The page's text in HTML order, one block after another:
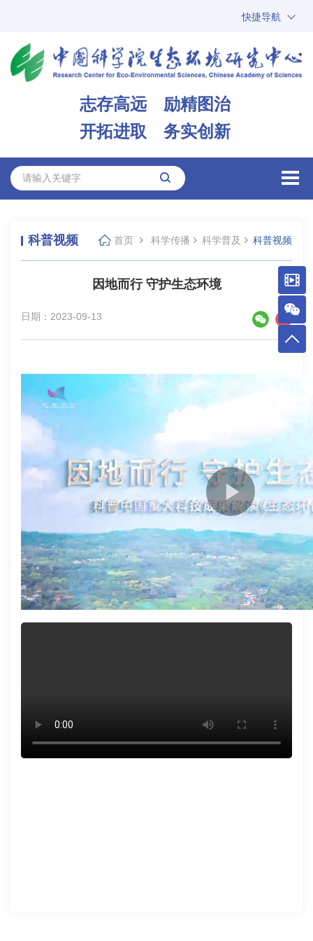
快捷导航
ARP
邮箱
志存高远 励精图治
开拓进取 务实创新
科普视频 首页 科学传播 科学普及 科普视频
因地而行 守护生态环境
日期：2023-09-13